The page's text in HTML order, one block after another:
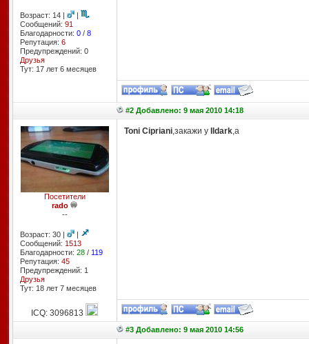
Возраст: 14 |
|
Сообщений: 91
Благодарности: 0/ 8
Репутация: 6
Предупреждений: 0
Друзья
Тут: 17 лет 6 месяцев
#2 Добавлено: 9 мая 2010 14:18
Посетители
rado
--
Возраст: 30 |
|
Сообщений: 1513
Благодарности: 28/ 119
Репутация: 45
Предупреждений: 1
Друзья
Тут: 18 лет 7 месяцев
Toni Cipriani,закажи у Ildark,a
ICQ: 3096813
#3 Добавлено: 9 мая 2010 14:56